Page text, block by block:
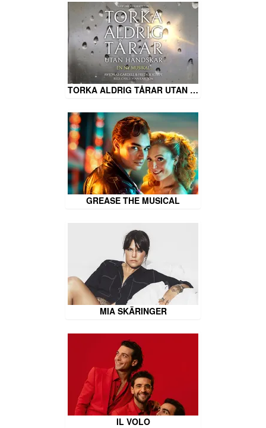
TORKA ALDRIG TÅRAR UTAN …
GREASE THE MUSICAL
MIA SKÄRINGER
IL VOLO